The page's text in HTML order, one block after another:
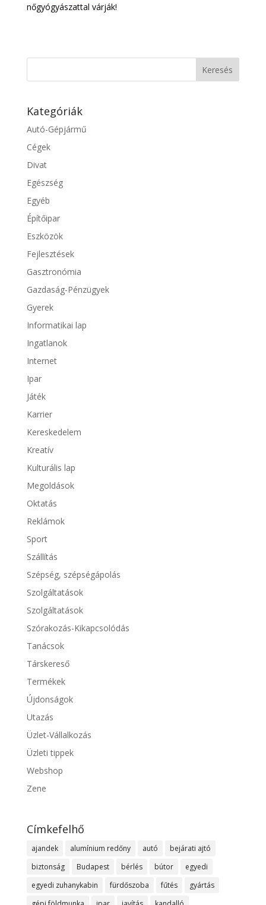
nőgyógyászattal várják!
Kategóriák
Autó-Gépjármű
Cégek
Divat
Egészség
Egyéb
Építőipar
Eszközök
Fejlesztések
Gasztronómia
Gazdaság-Pénzügyek
Gyerek
Informatikai lap
Ingatlanok
Internet
Ipar
Játék
Karrier
Kereskedelem
Kreatív
Kulturális lap
Megoldások
Oktatás
Reklámok
Sport
Szállítás
Szépség, szépségápolás
Szolgáltatások
Szolgáltatások
Szórakozás-Kikapcsolódás
Tanácsok
Társkereső
Termékek
Újdonságok
Utazás
Üzlet-Vállalkozás
Üzleti tippek
Webshop
Zene
Címkefelhő
ajandek alumínium redőny autó
bejárati ajtó
biztonság
Budapest bérlés bútor
egyedi
egyedi zuhanykabin
fürdőszoba fűtés
gyártás